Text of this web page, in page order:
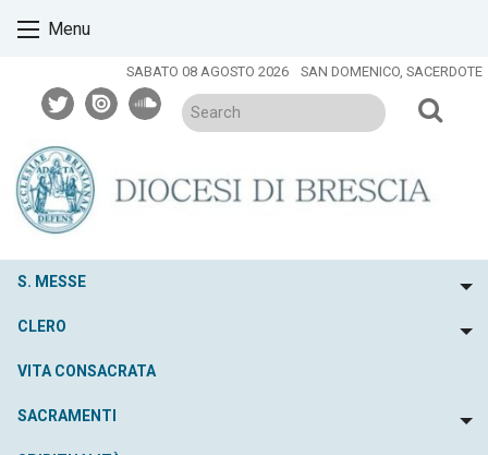
Menu
SABATO 08 AGOSTO 2026 SAN DOMENICO, SACERDOTE
twitterissuusoundcloud
S. MESSE
CLERO
VITA CONSACRATA
SACRAMENTI